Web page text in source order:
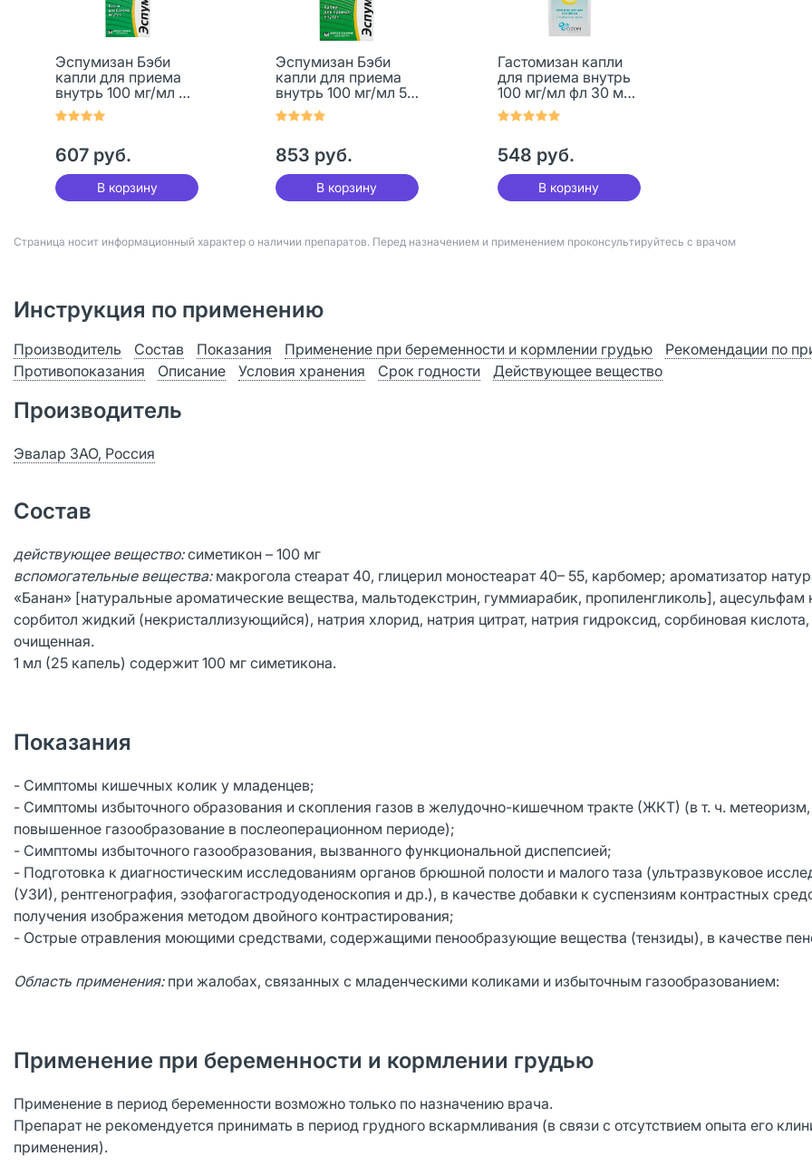
Эспумизан Бэби
капли для приема
внутрь 100 мг/мл 30
мл 1 шт
607 руб.
В корзину
Эспумизан Бэби
капли для приема
внутрь 100 мг/мл 50
мл 1 шт
853 руб.
В корзину
Гастомизан капли
для приема внутрь
100 мг/мл фл 30 мл 1
шт
548 руб.
В корзину
Страница носит информационный характер о наличии препаратов. Перед назначением и применением проконсультируйтесь с врачом
Инструкция по применению
Производитель Состав Показания Применение при беременности и кормлении грудью
Рекомендации по
Противопоказания
Описание Условия хранения Срок годности Действующее вещество
Производитель
Эвалар ЗАО, Россия
Состав
действующее вещество:симетикон – 100 мг
вспомогательные вещества: макрогола стеарат 40, глицерил моностеарат 40– 55, карбомер; ароматизатор
«Банан» [натуральные ароматические вещества, мальтодекстрин, гуммиарабик, пропиленгликоль], ацесульфам
сорбитол жидкий (некристаллизующийся), натрия хлорид, натрия цитрат, натрия гидроксид, сорбиновая
очищенная.
1 мл (25 капель) содержит 100 мг симетикона.
Показания
- Симптомы кишечных колик у младенцев;
- Симптомы избыточного образования и скопления газов в желудочно-кишечном тракте (ЖКТ) (в т. ч. метеоризм,
повышенное газообразование в послеоперационном периоде);
- Симптомы избыточного газообразования, вызванного функциональной диспепсией;
- Подготовка к диагностическим исследованиям органов брюшной полости и малого таза (ультразвуковое
(УЗИ), рентгенография, эзофагогастродуоденоскопия и др.), в качестве добавки к суспензиям контрастных
получения изображения методом двойного контрастирования;
- Острые отравления моющими средствами, содержащими пенообразующие вещества (тензиды), в качестве
Область применения:при жалобах, связанных с младенческими коликами и избыточным газообразованием:
Применение при беременности и кормлении грудью
Применение в период беременности возможно только по назначению врача.
Препарат не рекомендуется принимать в период грудного вскармливания (в связи с отсутствием опыта его
применения).